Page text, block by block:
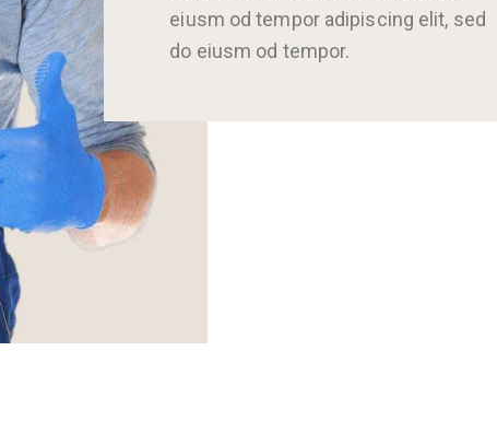
eiusm od tempor adipiscing elit, sed
do eiusm od tempor.